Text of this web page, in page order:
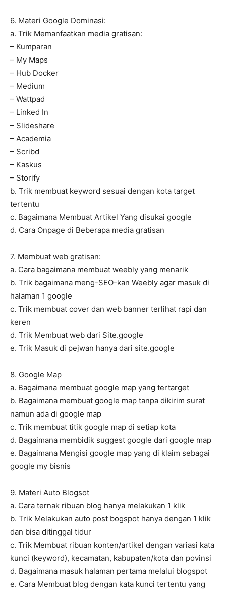
6. Materi Google Dominasi:
a. Trik Memanfaatkan media gratisan:
– Kumparan
– My Maps
– Hub Docker
– Medium
– Wattpad
– Linked In
– Slideshare
– Academia
– Scribd
– Kaskus
– Storify
b. Trik membuat keyword sesuai dengan kota target
tertentu
c. Bagaimana Membuat Artikel Yang disukai google
d. Cara Onpage di Beberapa media gratisan
7. Membuat web gratisan:
a. Cara bagaimana membuat weebly yang menarik
b. Trik bagaimana meng-SEO-kan Weebly agar masuk di
halaman 1 google
c. Trik membuat cover dan web banner terlihat rapi dan
keren
d. Trik Membuat web dari Site.google
e. Trik Masuk di pejwan hanya dari site.google
8. Google Map
a. Bagaimana membuat google map yang tertarget
b. Bagaimana membuat google map tanpa dikirim surat
namun ada di google map
c. Trik membuat titik google map di setiap kota
d. Bagaimana membidik suggest google dari google map
e. Bagaimana Mengisi google map yang di klaim sebagai
google my bisnis
9. Materi Auto Blogsot
a. Cara ternak ribuan blog hanya melakukan 1 klik
b. Trik Melakukan auto post bogspot hanya dengan 1 klik
dan bisa ditinggal tidur
c. Trik Membuat ribuan konten/artikel dengan variasi kata
kunci (keyword), kecamatan, kabupaten/kota dan povinsi
d. Bagaimana masuk halaman pertama melalui blogspot
e. Cara Membuat blog dengan kata kunci tertentu yang